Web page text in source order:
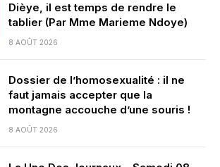
Dièye, il est temps de rendre le
tablier (Par Mme Marieme Ndoye)
8 AOÛT 2026
Dossier de l’homosexualité : il ne
faut jamais accepter que la
montagne accouche d’une souris !
8 AOÛT 2026